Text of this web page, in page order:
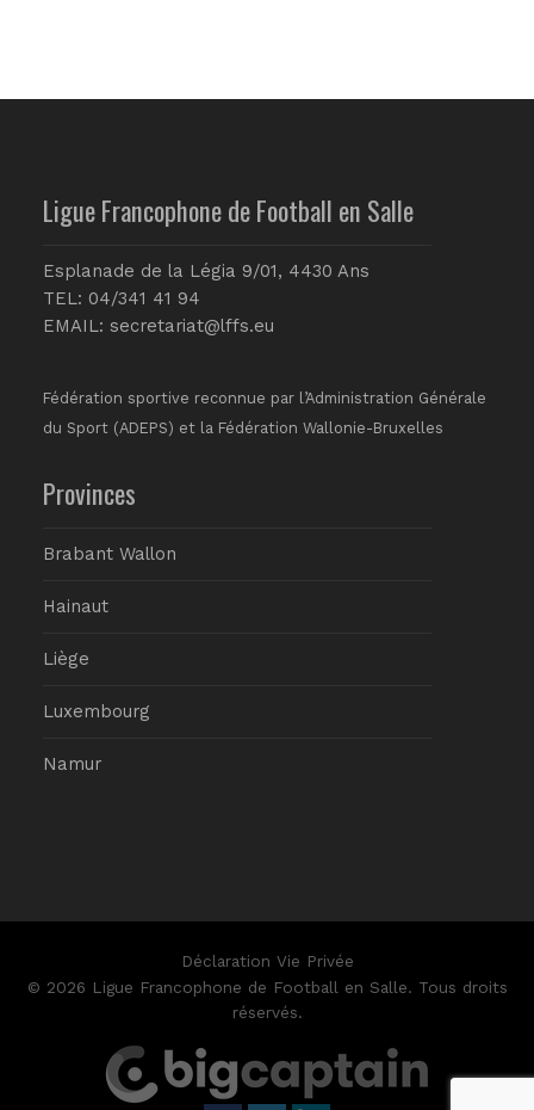
Ligue Francophone de Football en Salle
Esplanade de la Légia 9/01, 4430 Ans
TEL: 04/341 41 94
EMAIL: secretariat@lffs.eu
Fédération sportive reconnue par l’Administration Générale
du Sport (ADEPS) et la Fédération Wallonie-Bruxelles
Provinces
Brabant Wallon
Hainaut
Liège
Luxembourg
Namur
Déclaration Vie Privée
© 2026 Ligue Francophone de Football en Salle. Tous droits
réservés.